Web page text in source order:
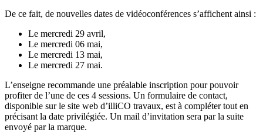
De ce fait, de nouvelles dates de vidéoconférences s’affichent ainsi :
Le mercredi 29 avril,
Le mercredi 06 mai,
Le mercredi 13 mai,
Le mercredi 27 mai.
L’enseigne recommande une préalable inscription pour pouvoir
profiter de l’une de ces 4 sessions. Un formulaire de contact,
disponible sur le site web d’illiCO travaux, est à compléter tout en
précisant la date privilégiée. Un mail d’invitation sera par la suite
envoyé par la marque.